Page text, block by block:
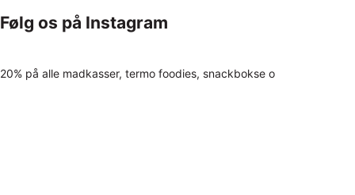
Følg os på Instagram
20% på alle madkasser, termo foodies, snackbokse o